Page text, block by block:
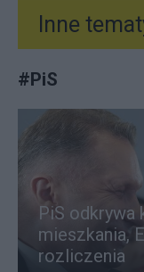
Inne
#PiS
PiS odkrywa
mieszkania,
rozliczenia